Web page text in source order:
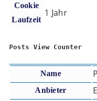
Cookie
Laufzeit
1 Jahr
Posts View Counter
Name
Anbieter